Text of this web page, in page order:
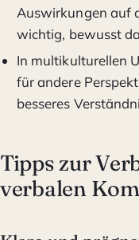
Auswirkungen auf
wichtig, bewusst
In multikulturellen
für andere
besseres
Tipps zur
verbalen